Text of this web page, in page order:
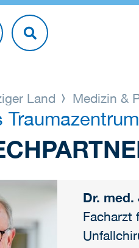
Land Medizin &
Traumazentrum
Dr. med.
Facharzt